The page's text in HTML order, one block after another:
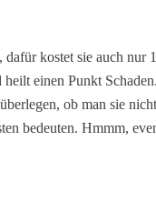
kostet sie auch
einen Punkt
ob man sie
bedeuten. Hmmm,